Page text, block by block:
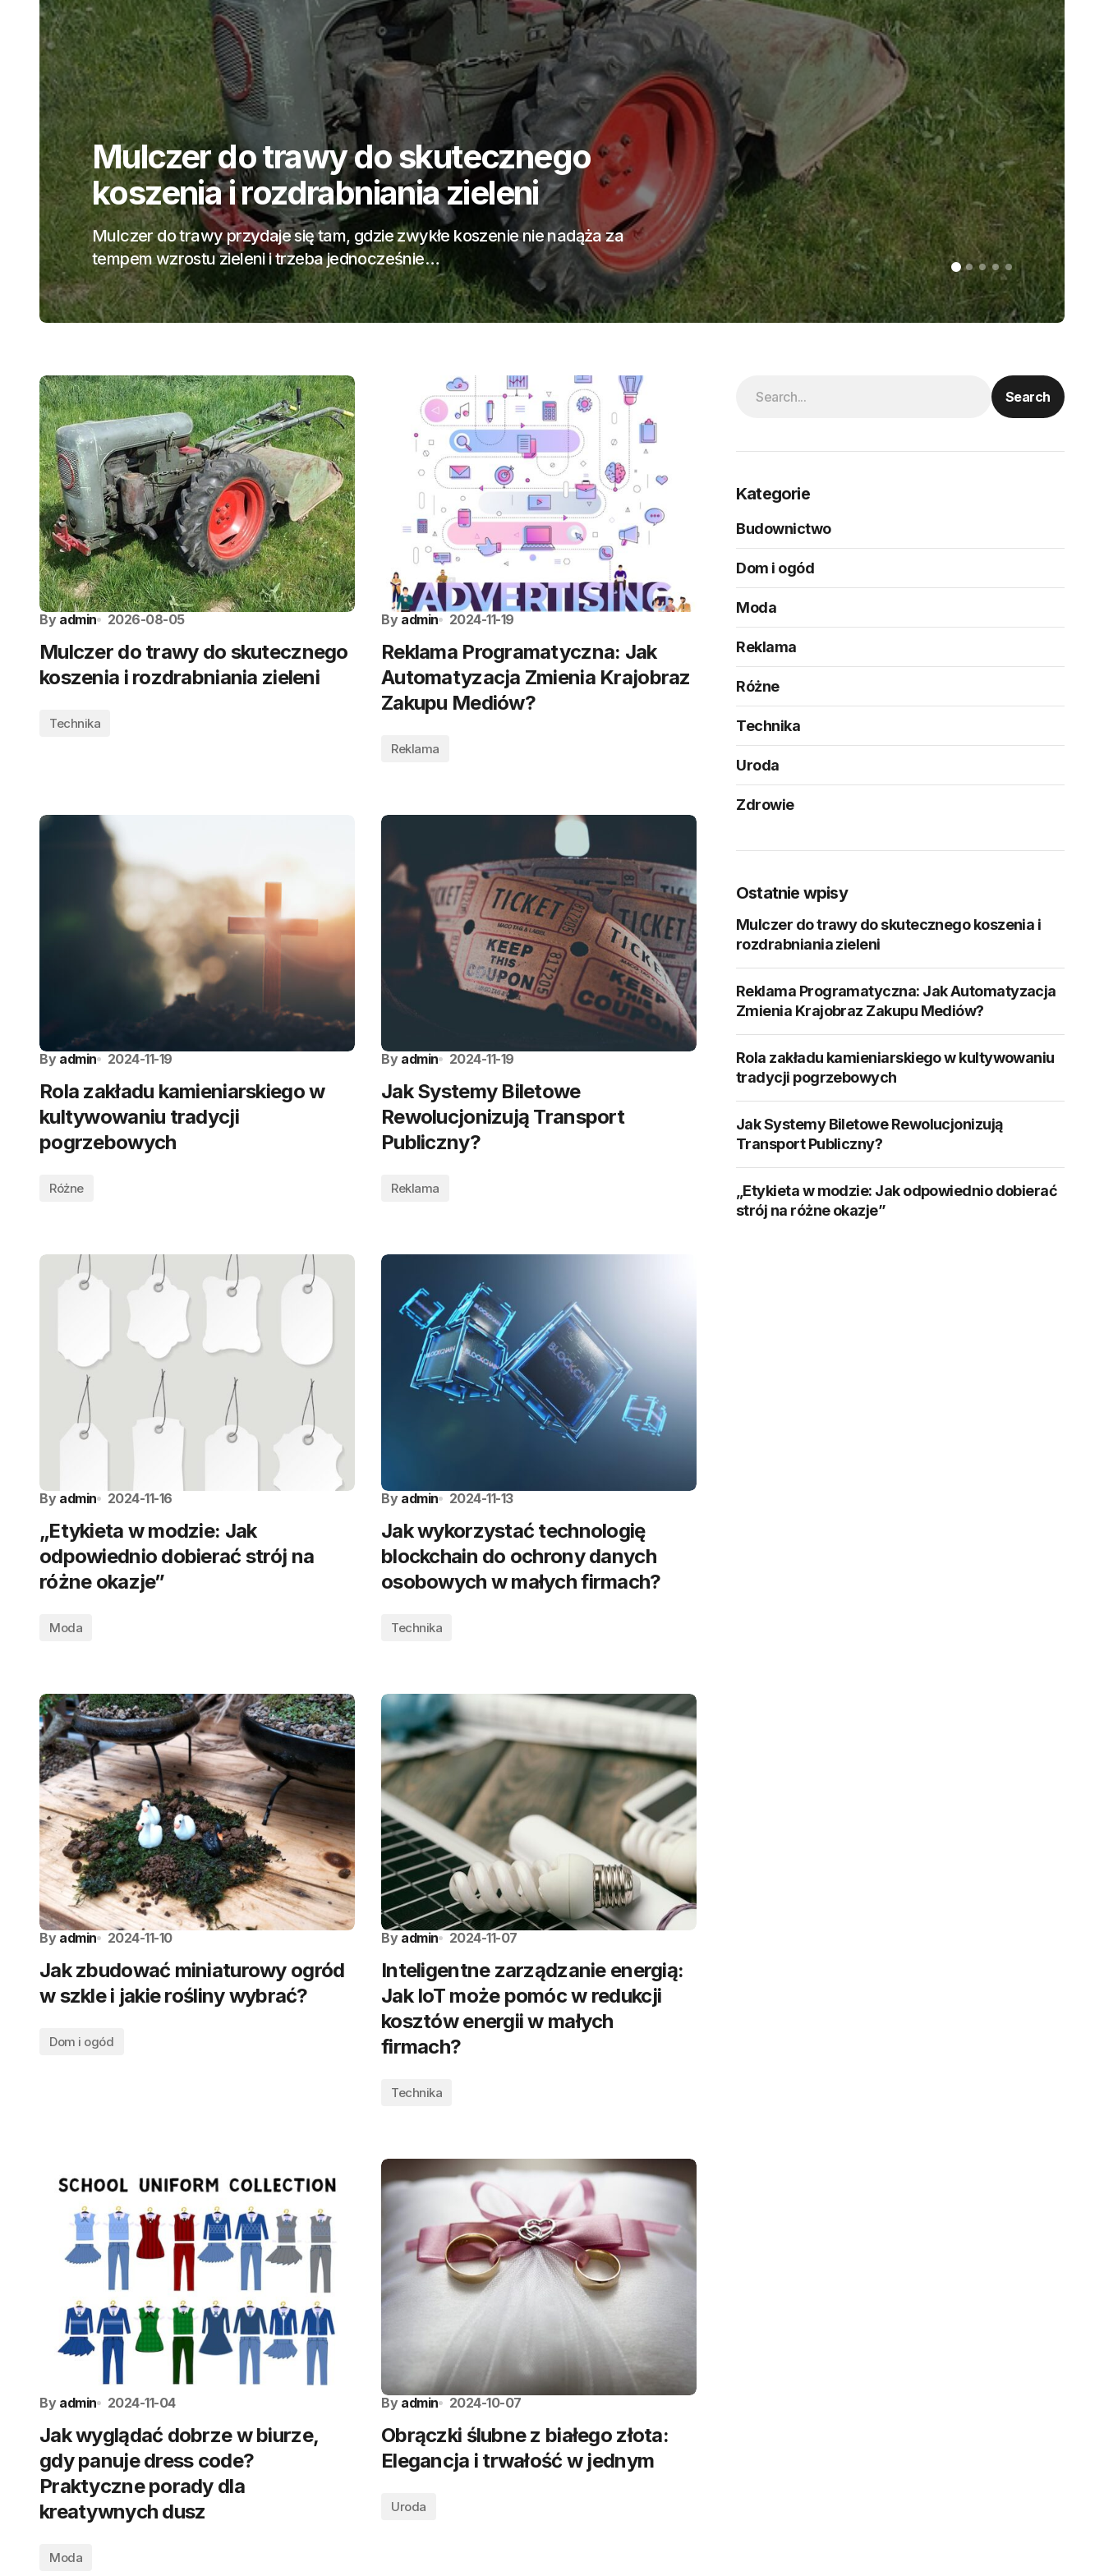
Reklama Programatyczna: Jak
Automatyzacja Zmienia Krajobraz
Zakupu Mediów?
Wprowadzenie do Reklamy Programatycznej Reklama programatyczna to
jedna z najdynamiczniej rozwijających się dziedzin marketingu cyfrowego.
Dzięki automatyzacji procesów…
By admin 2026-08-05
Mulczer do trawy do skutecznego
koszenia i rozdrabniania zieleni
Technika
By admin 2024-11-19
Reklama Programatyczna: Jak
Automatyzacja Zmienia Krajobraz
Zakupu Mediów?
Reklama
By admin 2024-11-19
Rola zakładu kamieniarskiego w
kultywowaniu tradycji
pogrzebowych
Różne
By admin 2024-11-19
Jak Systemy Biletowe
Rewolucjonizują Transport
Publiczny?
Reklama
By admin 2024-11-16
„Etykieta w modzie: Jak
odpowiednio dobierać strój na
różne okazje”
Moda
By admin 2024-11-13
Jak wykorzystać technologię
blockchain do ochrony danych
osobowych w małych firmach?
Technika
By admin 2024-11-10
Jak zbudować miniaturowy ogród
w szkle i jakie rośliny wybrać?
Dom i ogód
By admin 2024-11-07
Inteligentne zarządzanie energią:
Jak IoT może pomóc w redukcji
kosztów energii w małych
firmach?
Technika
By admin 2024-11-04
Jak wyglądać dobrze w biurze,
gdy panuje dress code?
Praktyczne porady dla
kreatywnych dusz
Moda
By admin 2024-10-07
Obrączki ślubne z białego złota:
Elegancja i trwałość w jednym
Uroda
Search
Kategorie
Budownictwo
Dom i ogód
Moda
Reklama
Różne
Technika
Uroda
Zdrowie
Ostatnie wpisy
Mulczer do trawy do skutecznego koszenia i
rozdrabniania zieleni
Reklama Programatyczna: Jak Automatyzacja
Zmienia Krajobraz Zakupu Mediów?
Rola zakładu kamieniarskiego w kultywowaniu
tradycji pogrzebowych
Jak Systemy Biletowe Rewolucjonizują
Transport Publiczny?
„Etykieta w modzie: Jak odpowiednio dobierać
strój na różne okazje”